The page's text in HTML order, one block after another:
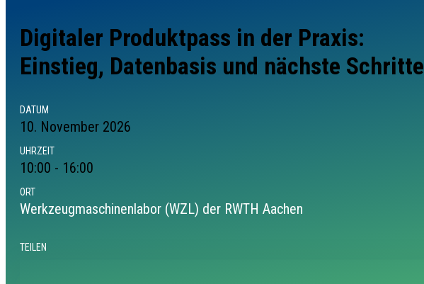
Digitaler Produktpass in der Praxis:
Einstieg, Datenbasis und nächste Schritte
DATUM
10. November 2026
UHRZEIT
10:00 - 16:00
ORT
Werkzeugmaschinenlabor (WZL) der RWTH Aachen
TEILEN